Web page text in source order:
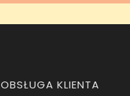
OBSŁUGA KLIENTA